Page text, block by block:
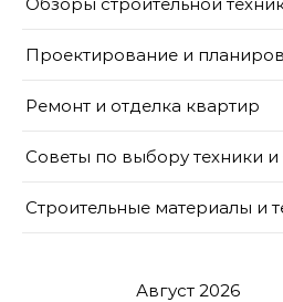
Проектирование и
Ремонт и отделка квартир
Советы по выбору техники и
Строительные материалы и
Август 2026